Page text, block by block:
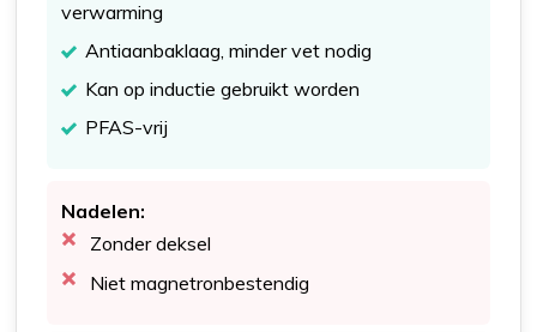
verwarming
Antiaanbaklaag, minder vet nodig
Kan op inductie gebruikt worden
PFAS-vrij
Nadelen:
Zonder deksel
Niet magnetronbestendig